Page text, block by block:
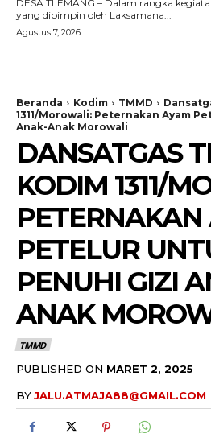
DESA TLEMANG – Dalam rangka
yang dipimpin oleh Laksamana...
Agustus 7, 2026